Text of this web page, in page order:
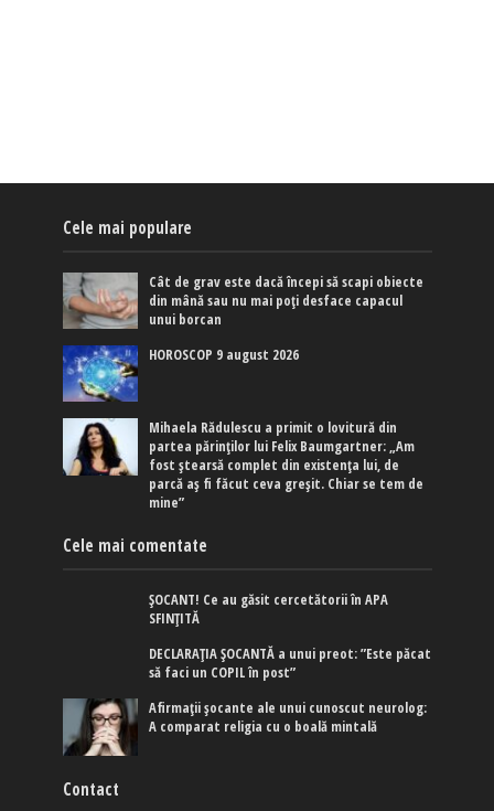
Cele mai populare
Cât de grav este dacă începi să scapi obiecte
din mână sau nu mai poți desface capacul
unui borcan
HOROSCOP 9 august 2026
Mihaela Rădulescu a primit o lovitură din
partea părinților lui Felix Baumgartner: „Am
fost ștearsă complet din existența lui, de
parcă aș fi făcut ceva greșit. Chiar se tem de
mine”
Cele mai comentate
ȘOCANT! Ce au găsit cercetătorii în APA
SFINȚITĂ
DECLARAȚIA ȘOCANTĂ a unui preot: ”Este păcat
să faci un COPIL în post”
Afirmaţii şocante ale unui cunoscut neurolog:
A comparat religia cu o boală mintală
Contact